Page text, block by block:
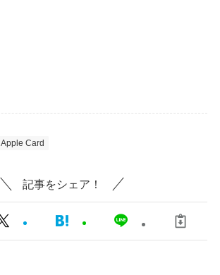
Apple Card
記事をシェア！